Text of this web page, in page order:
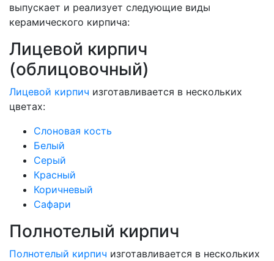
выпускает и реализует следующие виды
керамического кирпича:
Лицевой кирпич
(облицовочный)
Лицевой кирпич изготавливается в нескольких
цветах:
Слоновая кость
Белый
Серый
Красный
Коричневый
Сафари
Полнотелый кирпич
Полнотелый кирпич изготавливается в нескольких